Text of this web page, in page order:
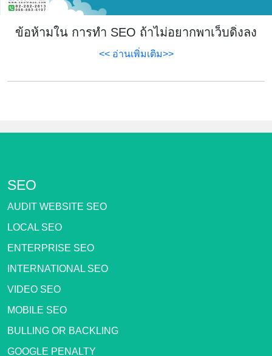
ข้อห้ามใน การทำ SEO ถ้าไม่อยากพาเว็บดิ่งลง
เหว
<< อ่านเพิ่มเติม>>
SEO
AUDIT WEBSITE SEO
LOCAL SEO
ENTERPRISE SEO
INTERNATIONAL SEO
VIDEO SEO
MOBILE SEO
BULLING OR BACKLING
GOOGLE PENALTY